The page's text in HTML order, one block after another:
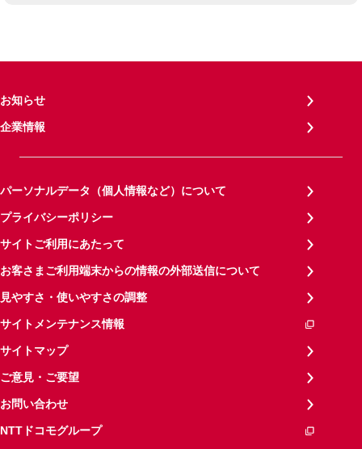
お知らせ
企業情報
パーソナルデータ（個人情報など）について
プライバシーポリシー
サイトご利用にあたって
お客さまご利用端末からの情報の外部送信について
見やすさ・使いやすさの調整
サイトメンテナンス情報
サイトマップ
ご意見・ご要望
お問い合わせ
NTTドコモグループ